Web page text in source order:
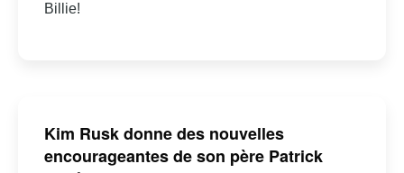
Billie!
Kim Rusk donne des nouvelles
encourageantes de son père Patrick